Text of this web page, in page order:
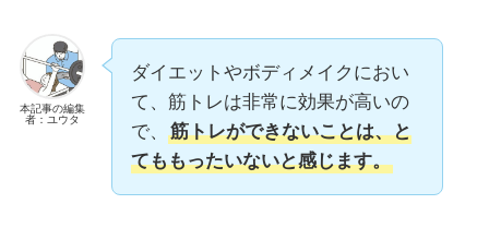
本記事の編集
者：ユウタ
ダイエットやボディメイクにおい
て、筋トレは非常に効果が高いの
で、
筋トレができないことは、と
てももったいないと感じます。